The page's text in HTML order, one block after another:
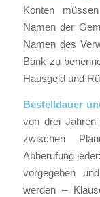
Konten
Namen der
Namen des
Bank zu
Hausgeld und
Bestelldauer
von drei
zwischen
Abberufung
vorgegeben
werden –